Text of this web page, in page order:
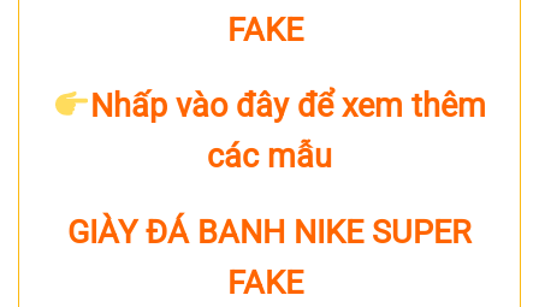
FAKE
Nhấp vào đây để xem thêm
các mẫu
GIÀY ĐÁ BANH NIKE SUPER
FAKE